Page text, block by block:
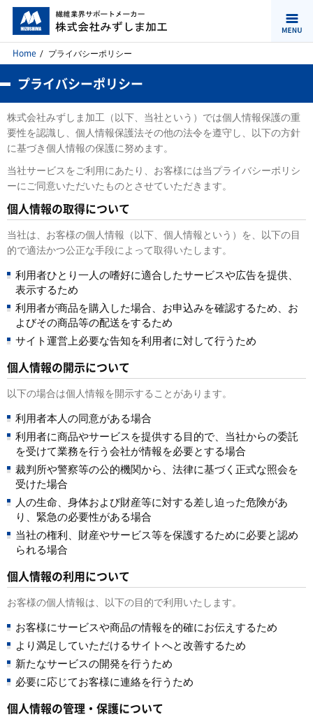
Home プライバシーポリシー
プライバシーポリシー
株式会社みずしま加工（以下、当社という）では個人情報保護の重
要性を認識し、個人情報保護法その他の法令を遵守し、以下の方針
に基づき個人情報の保護に努めます。
当社サービスをご利用にあたり、お客様には当プライバシーポリシ
ーにご同意いただいたものとさせていただきます。
個人情報の取得について
当社は、お客様の個人情報（以下、個人情報という）を、以下の目
的で適法かつ公正な手段によって取得いたします。
利用者ひとり一人の嗜好に適合したサービスや広告を提供、
表示するため
利用者が商品を購入した場合、お申込みを確認するため、お
よびその商品等の配送をするため
サイト運営上必要な告知を利用者に対して行うため
個人情報の開示について
以下の場合は個人情報を開示することがあります。
利用者本人の同意がある場合
利用者に商品やサービスを提供する目的で、当社からの委託
を受けて業務を行う会社が情報を必要とする場合
裁判所や警察等の公的機関から、法律に基づく正式な照会を
受けた場合
人の生命、身体および財産等に対する差し迫った危険があ
り、緊急の必要性がある場合
当社の権利、財産やサービス等を保護するために必要と認め
られる場合
個人情報の利用について
お客様の個人情報は、以下の目的で利用いたします。
お客様にサービスや商品の情報を的確にお伝えするため
より満足していただけるサイトへと改善するため
新たなサービスの開発を行うため
必要に応じてお客様に連絡を行うため
個人情報の管理・保護について